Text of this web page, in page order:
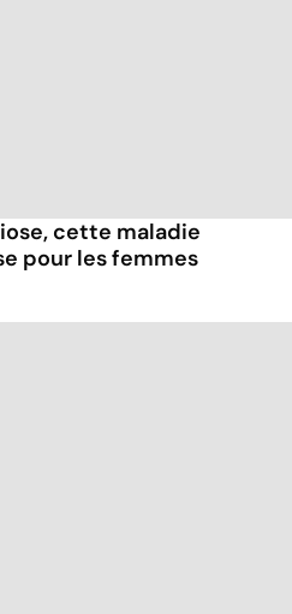
cette maladie
pour les femmes